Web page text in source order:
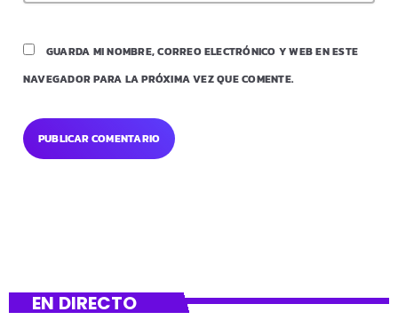
GUARDA MI NOMBRE, CORREO ELECTRÓNICO Y WEB EN ESTE
NAVEGADOR PARA LA PRÓXIMA VEZ QUE COMENTE.
EN DIRECTO